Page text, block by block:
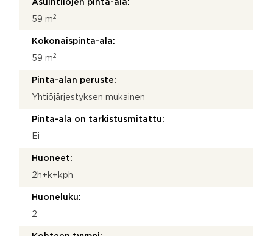
Asuintilojen pinta-ala:
59 m2
Kokonaispinta-ala:
59 m2
Pinta-alan peruste:
Yhtiöjärjestyksen mukainen
Pinta-ala on tarkistusmitattu:
Ei
Huoneet:
2h+k+kph
Huoneluku:
2